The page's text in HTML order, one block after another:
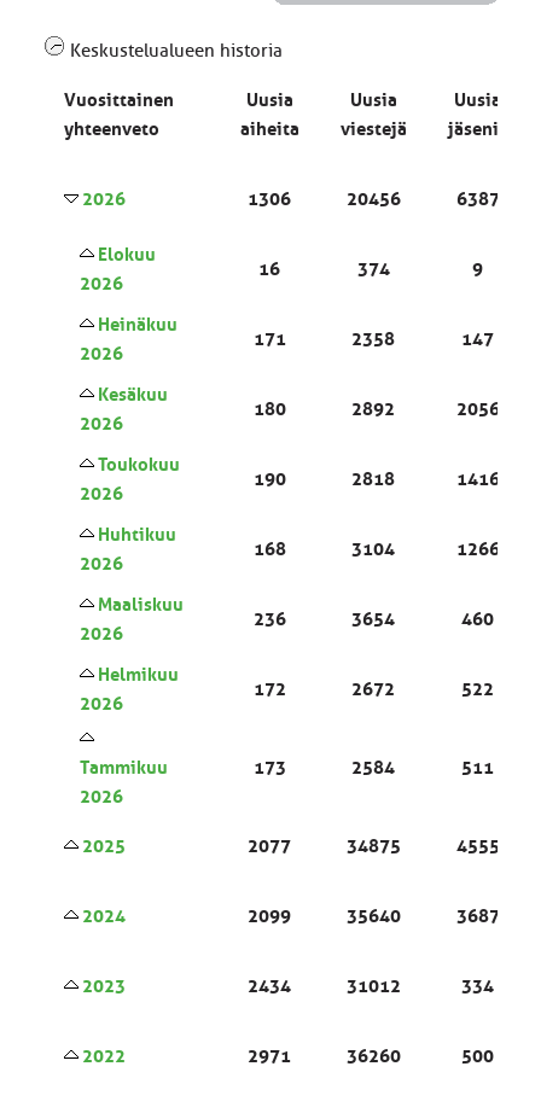
Keskustelualueen historia
Vuosittainen
yhteenveto
Uusia
aiheita
Uusia
viestejä
Uusia
jäseniä
2026 1306 20456 6387
Elokuu
2026
16 374 9
Heinäkuu
2026
171 2358 147
Kesäkuu
2026
180 2892 2056
Toukokuu
2026
190 2818 1416
Huhtikuu
2026
168 3104 1266
Maaliskuu
2026
236 3654 460
Helmikuu
2026
172 2672 522
Tammikuu
2026
173 2584 511
2025 2077 34875 4555
2024 2099 35640 3687
2023 2434 31012 334
2022 2971 36260 500